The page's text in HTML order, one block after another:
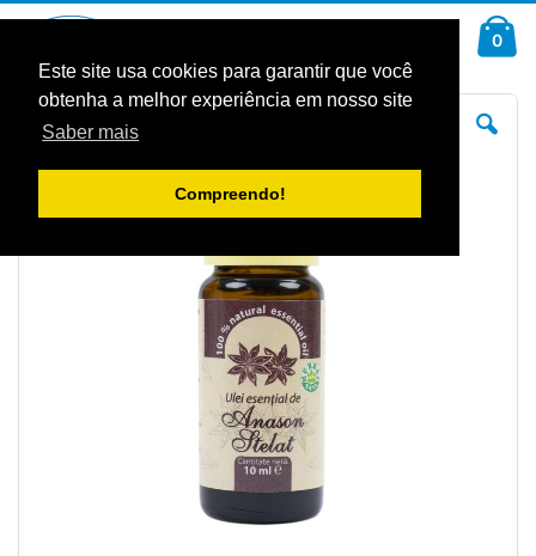
Este site usa cookies para garantir que você
obtenha a melhor experiência em nosso site
Saber mais
Compreendo!
Conteúdo
0
Saltar